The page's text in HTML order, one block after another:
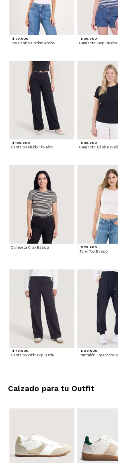
$ 39.900
Top Basico Hombro Ancho
$ 39.900
Camiseta Crop Básica
$ 109.900
Pantalón Fluido Tiro Alto
$ 39.900
Camiseta Crop Básica $ 29.900
Tank Top Basico
$ 79.900
Pantalón Wide Leg Burda
$ 89.900
Calzado para tu Outfit